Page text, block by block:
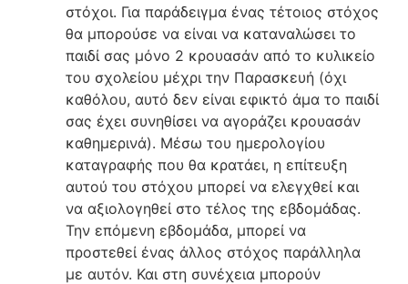
στόχοι. Για παράδειγμα ένας τέτοιος στόχος
θα μπορούσε να είναι να καταναλώσει το
παιδί σας μόνο 2 κρουασάν από το κυλικείο
του σχολείου μέχρι την Παρασκευή (όχι
καθόλου, αυτό δεν είναι εφικτό άμα το παιδί
σας έχει συνηθίσει να αγοράζει κρουασάν
καθημερινά). Μέσω του ημερολογίου
καταγραφής που θα κρατάει, η επίτευξη
αυτού του στόχου μπορεί να ελεγχθεί και
να αξιολογηθεί στο τέλος της εβδομάδας.
Την επόμενη εβδομάδα, μπορεί να
προστεθεί ένας άλλος στόχος παράλληλα
με αυτόν. Και στη συνέχεια μπορούν